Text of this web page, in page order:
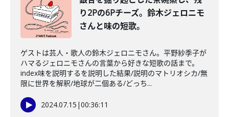
り2Pの6Pチーズ。鈴木ジェロニモ
さんと味の短歌。
ゲストは芸人・歌人の鈴木ジェロニモさん。平野紗季子が
ハマるジェロニモさんの言葉から好きな短歌の話まで。
index味を説明するを説明した結果/説明のマトリオシカ/無
限に世界を解釈/地球が二個ある/どっち...
2024.07.15 |00:36:11